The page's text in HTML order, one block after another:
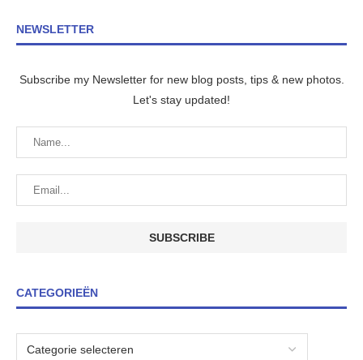
NEWSLETTER
Subscribe my Newsletter for new blog posts, tips & new photos.
Let's stay updated!
CATEGORIEËN